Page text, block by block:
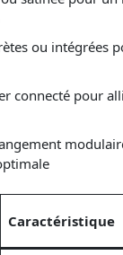
ou intégrées
connecté pour
Caractéristique